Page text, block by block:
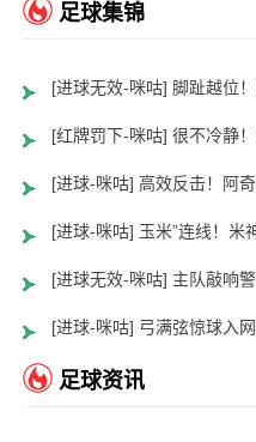
足球集锦
[红牌罚下-咪咕] 很不冷静
[进球-咪咕] 高效反击！阿
[进球-咪咕] 玉米”连线！米
[进球-咪咕] 弓满弦惊球入
足球资讯